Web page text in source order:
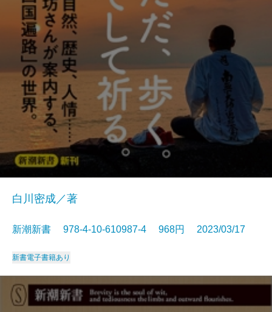
白川密成／著
新潮新書 978-4-10-610987-4 968円 2023/03/17
新書電子書籍あり